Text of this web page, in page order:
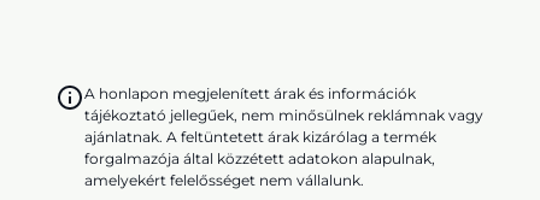
A honlapon megjelenített árak és információk
tájékoztató jellegűek, nem minősülnek reklámnak vagy
ajánlatnak. A feltüntetett árak kizárólag a termék
forgalmazója által közzétett adatokon alapulnak,
amelyekért felelősséget nem vállalunk.